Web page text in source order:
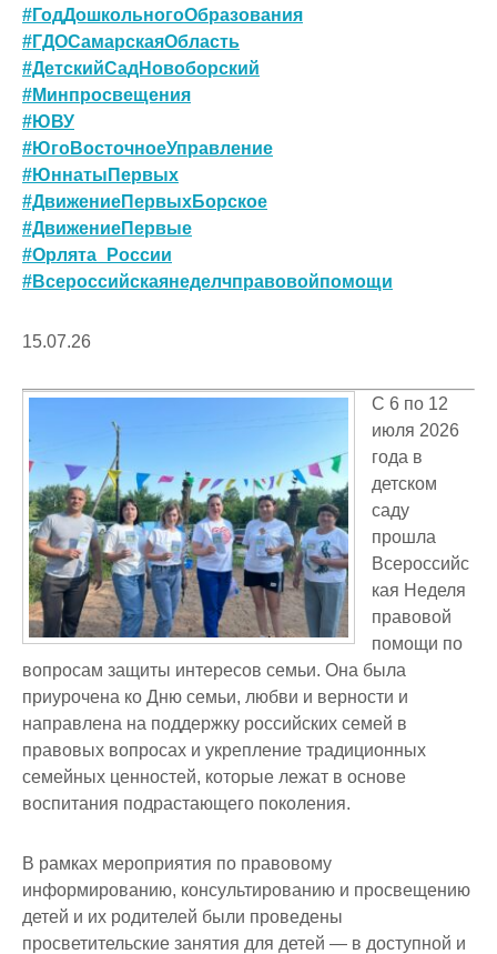
#ГодДошкольногоОбразования
#ГДОСамарскаяОбласть
#ДетскийСадНовоборский
#Минпросвещения
#ЮВУ
#ЮгоВосточноеУправление
#ЮннатыПервых
#ДвижениеПервыхБорское
#ДвижениеПервые
#Орлята_России
#Всероссийскаянеделчправовойпомощи
15.07.26
С 6 по 12
июля 2026
года в
детском
саду
прошла
Всероссийс
кая Неделя
правовой
помощи по
вопросам защиты интересов семьи. Она была
приурочена ко Дню семьи, любви и верности и
направлена на поддержку российских семей в
правовых вопросах и укрепление традиционных
семейных ценностей, которые лежат в основе
воспитания подрастающего поколения.
В рамках мероприятия по правовому
информированию, консультированию и просвещению
детей и их родителей были проведены
просветительские занятия для детей — в доступной и